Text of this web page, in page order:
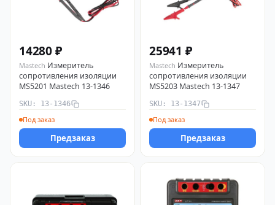
14280 ₽
Mastech Измеритель
сопротивления изоляции
MS5201 Mastech 13-1346
SKU: 13-1346
Под заказ
Предзаказ
25941 ₽
Mastech Измеритель
сопротивления изоляции
MS5203 Mastech 13-1347
SKU: 13-1347
Под заказ
Предзаказ